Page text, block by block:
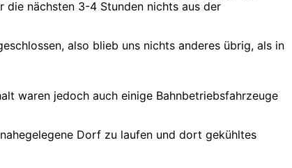
die nächsten 3-4 Stunden nichts aus der
also blieb uns nichts anderes übrig, als in
waren jedoch auch einige Bahnbetriebsfahrzeuge
Dorf zu laufen und dort gekühltes